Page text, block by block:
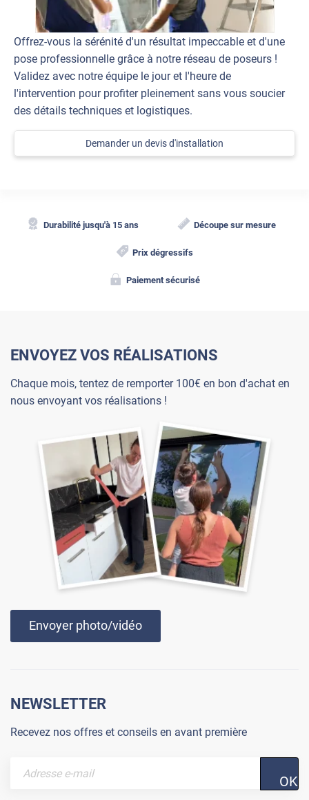
Offrez-vous la sérénité d'un résultat impeccable et d'une
pose professionnelle grâce à notre réseau de poseurs !
Validez avec notre équipe le jour et l'heure de
l'intervention pour profiter pleinement sans vous soucier
des détails techniques et logistiques.
Demander un devis d'installation
Durabilité jusqu'à 15 ans Découpe sur mesure
Prix dégressifs
Paiement sécurisé
ENVOYEZ VOS RÉALISATIONS
Chaque mois, tentez de remporter 100€ en bon d'achat en
nous envoyant vos réalisations !
Envoyer photo/vidéo
NEWSLETTER
Recevez nos offres et conseils en avant première
OK